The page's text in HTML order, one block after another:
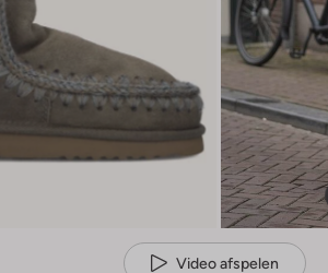
Video afspelen